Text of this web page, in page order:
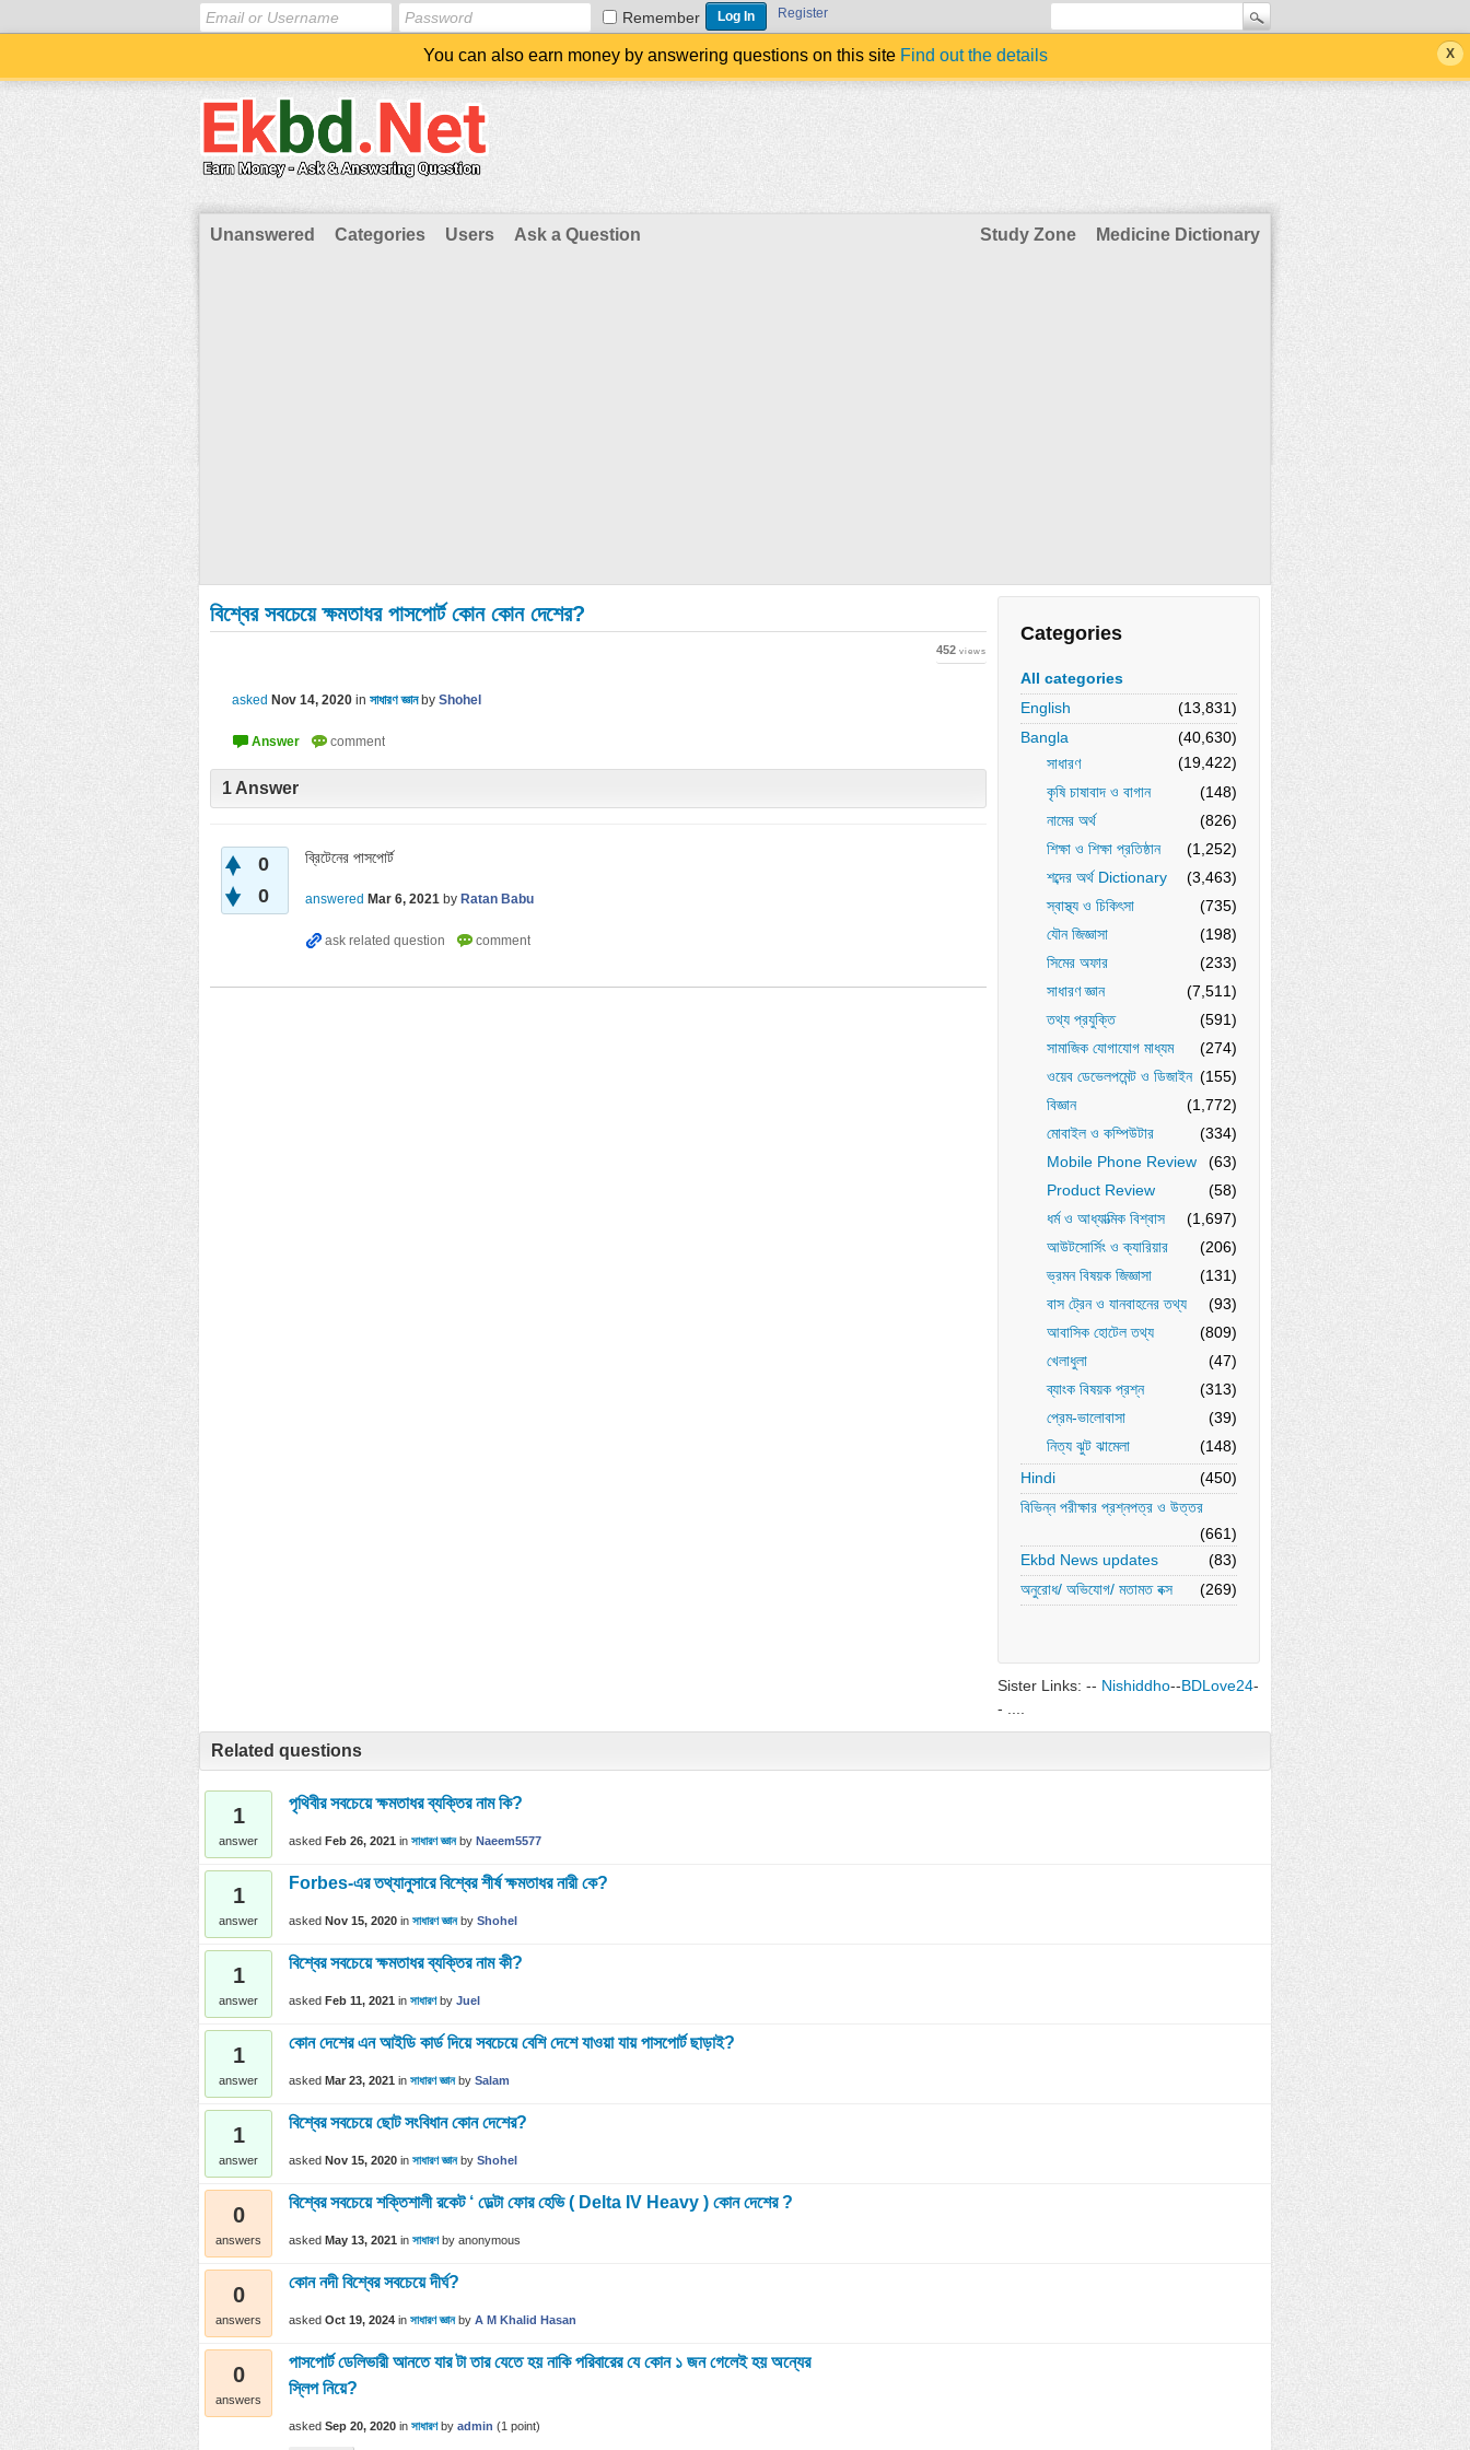
Remember Register
You can also earn money by answering questions on this site Find out the details
Unanswered Categories Users Ask a Question Medicine Dictionary
Study Zone
Categories
All categories
English
(13,831)
Bangla
(40,630)
সাধারণ
(19,422)
কৃষি চাষাবাদ ও বাগান
(148)
নামের অর্থ
(826)
শিক্ষা ও শিক্ষা প্রতিষ্ঠান
(1,252)
শব্দের অর্থ Dictionary
(3,463)
স্বাস্থ্য ও চিকিৎসা
(735)
যৌন জিজ্ঞাসা
(198)
সিমের অফার
(233)
সাধারণ জ্ঞান
(7,511)
তথ্য প্রযুক্তি
(591)
সামাজিক যোগাযোগ মাধ্যম
(274)
ওয়েব ডেভেলপমেন্ট ও ডিজাইন (155)
বিজ্ঞান
(1,772)
মোবাইল ও কম্পিউটার
(334)
Mobile Phone Review
(63)
Product Review
(58)
ধর্ম ও আধ্যাত্মিক বিশ্বাস
(1,697)
আউটসোর্সিং ও ক্যারিয়ার
(206)
ভ্রমন বিষয়ক জিজ্ঞাসা
(131)
বাস ট্রেন ও যানবাহনের তথ্য
(93)
আবাসিক হোটেল তথ্য
(809)
খেলাধুলা
(47)
ব্যাংক বিষয়ক প্রশ্ন
(313)
প্রেম-ভালোবাসা
(39)
নিত্য ঝুট ঝামেলা
(148)
Hindi
(450)
বিভিন্ন পরীক্ষার প্রশ্নপত্র ও উত্তর
(661)
Ekbd News updates
(83)
অনুরোধ/ অভিযোগ/ মতামত বক্স
(269)
Sister Links: -- Nishiddho--BDLove24-
- ....
বিশ্বের সবচেয়ে ক্ষমতাধর পাসপোর্ট কোন কোন দেশের?
452 views
asked Nov 14, 2020 in সাধারণ জ্ঞান by Shohel
1 Answer
0
0
ব্রিটেনের পাসপোর্ট
answered Mar 6, 2021 by Ratan Babu
Related questions
1
answer
পৃথিবীর সবচেয়ে ক্ষমতাধর ব্যক্তির নাম কি?
asked Feb 26, 2021 in সাধারণ জ্ঞান by Naeem5577
1
answer
Forbes-এর তথ্যানুসারে বিশ্বের শীর্ষ ক্ষমতাধর নারী কে?
asked Nov 15, 2020 in সাধারণ জ্ঞান by Shohel
1
answer
বিশ্বের সবচেয়ে ক্ষমতাধর ব্যক্তির নাম কী?
asked Feb 11, 2021 in সাধারণ by Juel
1
answer
কোন দেশের এন আইডি কার্ড দিয়ে সবচেয়ে বেশি দেশে যাওয়া যায় পাসপোর্ট ছাড়াই?
asked Mar 23, 2021 in সাধারণ জ্ঞান by Salam
1
answer
বিশ্বের সবচেয়ে ছোট সংবিধান কোন দেশের?
asked Nov 15, 2020 in সাধারণ জ্ঞান by Shohel
0
answers
বিশ্বের সবচেয়ে শক্তিশালী রকেট ‘ ডেল্টা ফোর হেভি ( Delta IV Heavy ) কোন দেশের ?
asked May 13, 2021 in সাধারণ by anonymous
0
answers
কোন নদী বিশ্বের সবচেয়ে দীর্ঘ?
asked Oct 19, 2024 in সাধারণ জ্ঞান by A M Khalid Hasan
0
answers
পাসপোর্ট ডেলিভারী আনতে যার টা তার যেতে হয় নাকি পরিবারের যে কোন ১ জন গেলেই হয় অন্যের
স্লিপ নিয়ে?
asked Sep 20, 2020 in সাধারণ by admin (1 point)